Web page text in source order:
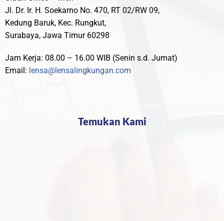
Jl. Dr. Ir. H. Soekarno No. 470, RT 02/RW 09,
Kedung Baruk, Kec. Rungkut,
Surabaya, Jawa Timur 60298
Jam Kerja: 08.00 – 16.00 WIB (Senin s.d. Jumat)
Email: lensa@lensalingkungan.com
Temukan Kami